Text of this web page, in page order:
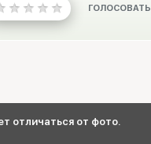
ГОЛОСОВАТЬ
отличаться от фото.